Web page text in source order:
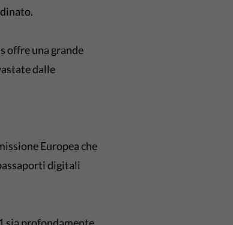
offre una grande
dalle
Europea che
digitali